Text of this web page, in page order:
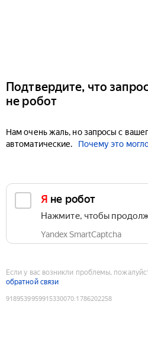
Подтвердите, что
не робот
Нам очень жаль, но запросы с
автоматические.
Почему это
Я не робот
Нажмите, чтобы
Yandex SmartCaptcha
Если у вас возникли проблемы,
обратной связи
9189539959915330070:1786202258